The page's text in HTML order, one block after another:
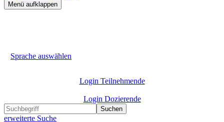
Menü aufklappen
Sprache auswählen
Login Teilnehmende
Login Dozierende
Suchen
erweiterte Suche